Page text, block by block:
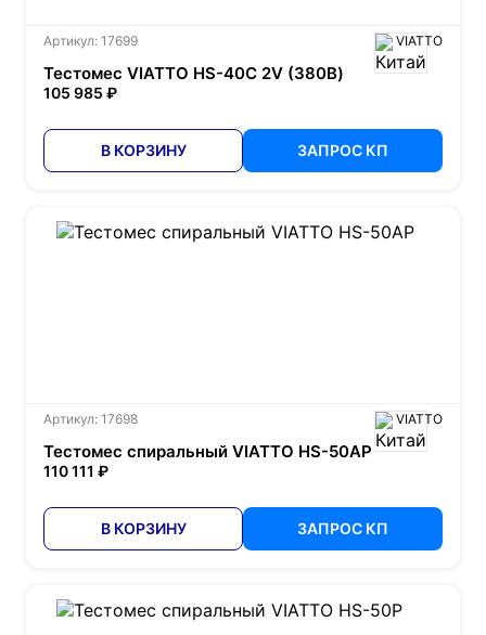
Артикул: 17699 VIATTO
Тестомес VIATTO HS-40С 2V (380В)
105 985 ₽
В КОРЗИНУ ЗАПРОС КП
Артикул: 17698 VIATTO
Тестомес спиральный VIATTO HS-50AP
110 111 ₽
В КОРЗИНУ ЗАПРОС КП